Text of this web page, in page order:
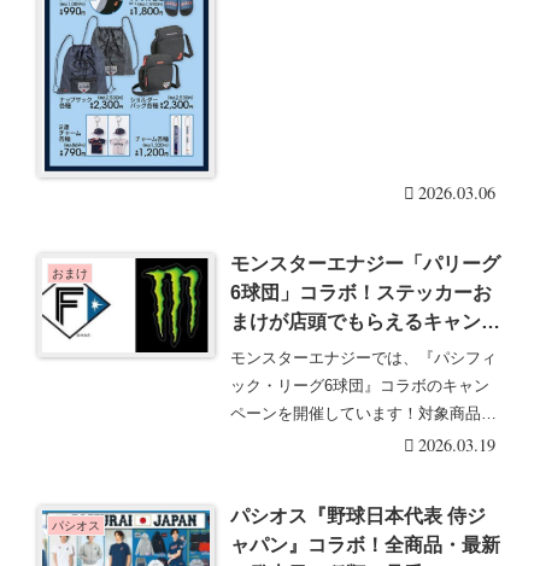
2026.03.06
おまけ
モンスターエナジー「パリーグ
6球団」コラボ！ステッカーお
まけが店頭でもらえるキャンペ
ーン取扱店はどこ？北海道日本
ハムファイターズのシールが
2026/3/1よりイオンの一部店舗
モンスターエナジーでは、『パシフィ
ック・リーグ6球団』コラボのキャン
ペーンを開催しています！対象商品を
購入すると限定のノ・・・続きを読む
2026.03.19
パシオス
パシオス『野球日本代表 侍ジ
ャパン』コラボ！全商品・最新